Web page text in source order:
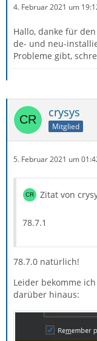
4. Februar 2021 um
Hallo, danke für
de- und neu-
Probleme gibt,
crysys
Mitglied
5. Februar 2021 um
Zitat von
78.7.1
78.7.0 natürlich!
Leider bekomme
darüber hinaus: